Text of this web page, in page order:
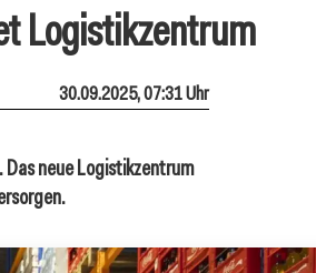
Logistikzentrum
30.09.2025, 07:31 Uhr
neue Logistikzentrum